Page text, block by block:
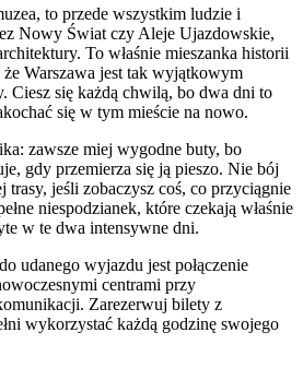
to przede wszystkim ludzie i
Nowy Świat czy Aleje Ujazdowskie,
To właśnie mieszanka historii
że Warszawa jest tak wyjątkowym
Ciesz się każdą chwilą, bo dwa dni to
się w tym mieście na nowo.
zawsze miej wygodne buty, bo
gdy przemierza się ją pieszo. Nie bój
trasy, jeśli zobaczysz coś, co przyciągnie
niespodzianek, które czekają właśnie
w te dwa intensywne dni.
udanego wyjazdu jest połączenie
centrami przy
Zarezerwuj bilety z
wykorzystać każdą godzinę swojego